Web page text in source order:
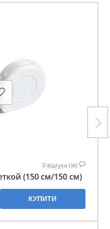
0 відгука (ів)
(150 см/150 см)
КУПИТИ